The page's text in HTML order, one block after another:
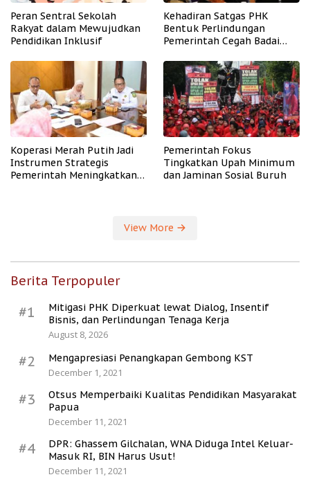
Peran Sentral Sekolah
Rakyat dalam Mewujudkan
Pendidikan Inklusif
Kehadiran Satgas PHK
Bentuk Perlindungan
Pemerintah Cegah Badai
Koperasi Merah Putih Jadi
Instrumen Strategis
Pemerintah Meningkatkan
Pemerintah Fokus
Tingkatkan Upah Minimum
dan Jaminan Sosial Buruh
View More
Berita Terpopuler
#1
Mitigasi PHK Diperkuat lewat Dialog, Insentif
Bisnis, dan Perlindungan Tenaga Kerja
August 8, 2026
#2
Mengapresiasi Penangkapan Gembong KST
December 1, 2021
#3
Otsus Memperbaiki Kualitas Pendidikan Masyarakat
Papua
December 11, 2021
#4
DPR: Ghassem Gilchalan, WNA Diduga Intel Keluar-
Masuk RI, BIN Harus Usut!
December 11, 2021